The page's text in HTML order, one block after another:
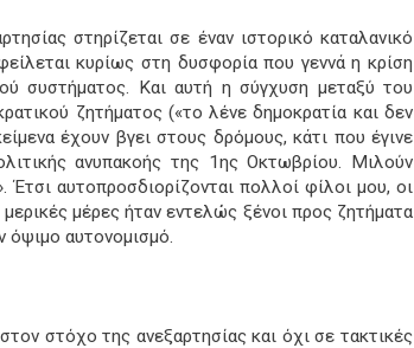
στηρίζεται σε έναν ιστορικό καταλανικό
κυρίως στη δυσφορία που γεννά η κρίση
συστήματος. Και αυτή η σύγχυση μεταξύ του
ζητήματος («το λένε δημοκρατία και δεν
έχουν βγει στους δρόμους, κάτι που έγινε
ανυπακοής της 1ης Οκτωβρίου. Μιλούν
Έτσι αυτοπροσδιορίζονται πολλοί φίλοι μου, οι
μέρες ήταν εντελώς ξένοι προς ζητήματα
όψιμο αυτονομισμό.
στόχο της ανεξαρτησίας και όχι σε τακτικές